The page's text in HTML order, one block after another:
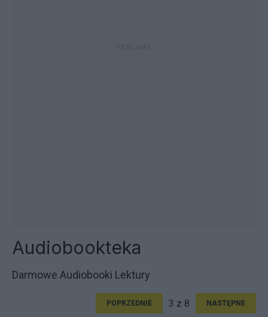
Audiobookteka
Darmowe Audiobooki Lektury
POPRZEDNIE 3 z 8 NASTĘPNE